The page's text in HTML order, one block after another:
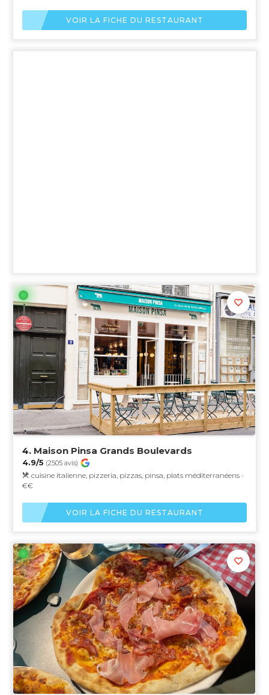
VOIR LA FICHE DU RESTAURANT
4. Maison Pinsa Grands Boulevards
4.9/5 (2505 avis)
cuisine italienne, pizzeria, pizzas, pinsa, plats méditerranéens ·
€€
VOIR LA FICHE DU RESTAURANT